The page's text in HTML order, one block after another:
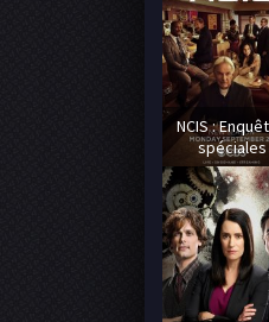
NCIS :
spéciales